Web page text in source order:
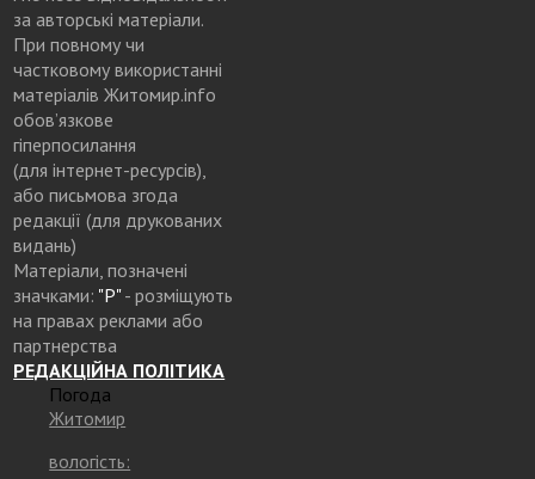
за авторські матеріали.
При повному чи
частковому використанні
матеріалів Житомир.info
обов’язкове
гіперпосилання
(для інтернет-ресурсів),
або письмова згода
редакції (для друкованих
видань)
Матеріали, позначені
значками: "Р"- розміщують
на правах реклами або
партнерства
РЕДАКЦІЙНА ПОЛІТИКА
Погода
Житомир
вологість: